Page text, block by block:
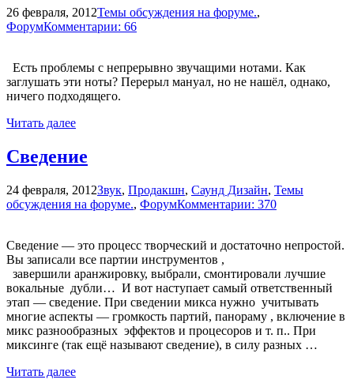
26 февраля, 2012Темы обсуждения на форуме.,
ФорумКомментарии: 66
Есть проблемы с непрерывно звучащими нотами. Как
заглушать эти ноты? Перерыл мануал, но не нашёл, однако,
ничего подходящего.
Читать далее
Сведение
24 февраля, 2012Звук, Продакшн, Саунд Дизайн, Темы
обсуждения на форуме., ФорумКомментарии: 370
Сведение — это процесс творческий и достаточно непростой.
Вы записали все партии инструментов ,
завершили аранжировку, выбрали, смонтировали лучшие
вокальные дубли… И вот наступает самый ответственный
этап — сведение. При сведении микса нужно учитывать
многие аспекты — громкость партий, панораму , включение в
микс разнообразных эффектов и процесоров и т. п.. При
миксинге (так ещё называют сведение), в силу разных …
Читать далее